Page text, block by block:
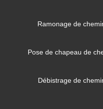
Ramonage de
Pose de chapeau de
Débistrage de